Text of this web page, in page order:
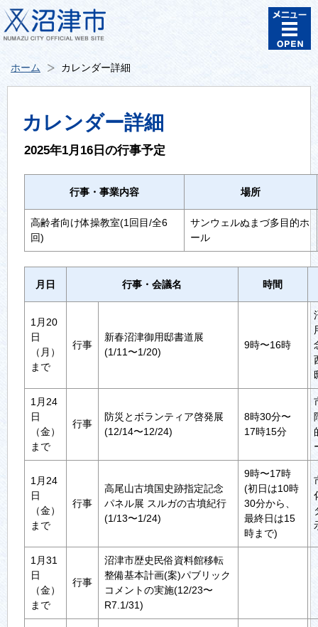
ホーム カレンダー詳細
カレンダー詳細
2025年1月16日の行事予定
行事・事業内容 場所
高齢者向け体操教室(1回目/全6
回)
サンウェルぬまづ多目的ホ
ール
月日 行事・会議名 時間
1月20
日
（月）
まで
行事
新春沼津御用邸書道展
(1/11〜1/20)
9時〜16時
1月24
日
（金）
まで
行事
防災とボランティア啓発展
(12/14〜12/24)
8時30分〜
17時15分
1月24
日
（金）
まで
行事
高尾山古墳国史跡指定記念
パネル展 スルガの古墳紀行
(1/13〜1/24)
9時〜17時
(初日は10時
30分から、
最終日は15
時まで)
1月31
日
（金）
まで
行事
沼津市歴史民俗資料館移転
整備基本計画(案)パブリック
コメントの実施(12/23〜
R7.1/31)